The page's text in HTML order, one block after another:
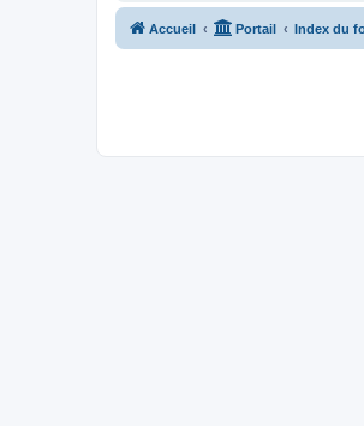
Accueil Portail Index du